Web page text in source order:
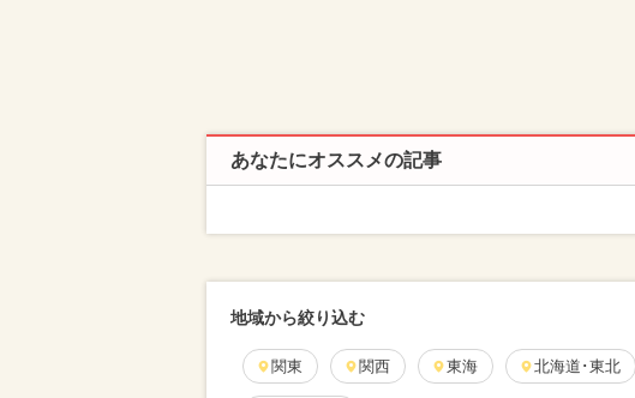
あなたにオススメの記事
地域から絞り込む
関東 関西 東海 北海道･東北